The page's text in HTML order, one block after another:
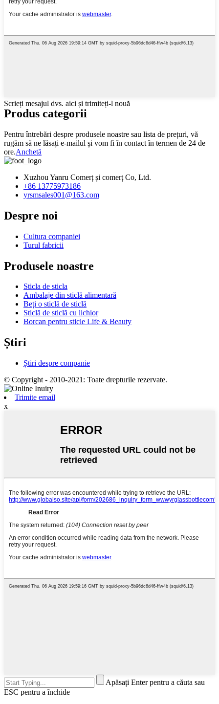
Scrieți mesajul dvs. aici și trimiteți-l nouă
Produs categorii
Pentru întrebări despre produsele noastre sau lista de prețuri, vă
rugăm să ne lăsați e-mailul și vom fi în contact în termen de 24 de
ore.Anchetă
Xuzhou Yanru Comerț și comerț Co, Ltd.
+86 13775973186
yrsmsales001@163.com
Despre noi
Cultura companiei
Turul fabricii
Produsele noastre
Sticla de sticla
Ambalaje din sticlă alimentară
Beți o sticlă de sticlă
Sticlă de sticlă cu lichior
Borcan pentru sticle Life & Beauty
Știri
Știri despre companie
© Copyright - 2010-2021: Toate drepturile rezervate.
Trimite email
x
Apăsați Enter pentru a căuta sau
ESC pentru a închide